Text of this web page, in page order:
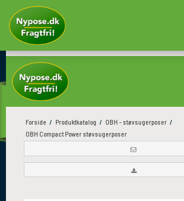
HURTIG LEVERING
Forside / Produktkatalog / OBH - støvsugerposer /
OBH Compact Power støvsugerposer